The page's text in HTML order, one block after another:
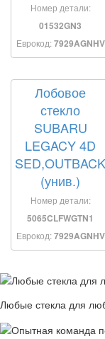
Номер детали:
01532GN3
Еврокод:7929AGNHV
Лобовое
стекло
SUBARU
LEGACY 4D
SED,OUTBACK
(унив.)
Номер детали:
5065CLFWGTN1
Еврокод:7929AGNHV
Любые стекла для